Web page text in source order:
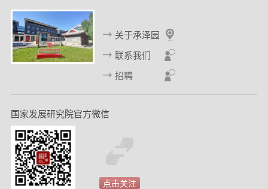
关于承泽园
联系我们
招聘
国家发展研究院官方微信
点击关注